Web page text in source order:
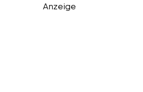
Anzeige